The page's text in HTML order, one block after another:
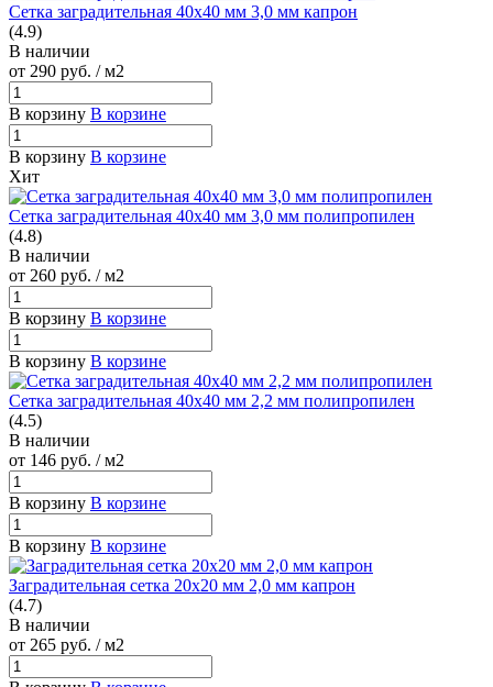
Сетка заградительная 40х40 мм 3,0 мм капрон
(4.9)
В наличии
от 290 руб. / м2
В корзину В корзине
В корзину В корзине
Хит
Сетка заградительная 40х40 мм 3,0 мм полипропилен
(4.8)
В наличии
от 260 руб. / м2
В корзину В корзине
В корзину В корзине
Сетка заградительная 40х40 мм 2,2 мм полипропилен
(4.5)
В наличии
от 146 руб. / м2
В корзину В корзине
В корзину В корзине
Заградительная сетка 20х20 мм 2,0 мм капрон
(4.7)
В наличии
от 265 руб. / м2